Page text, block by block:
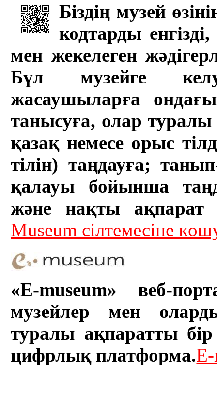
Біздің музей
кодтарды
мен жекелеген
Бұл музейге
жасаушыларға
танысуға, олар туралы
қазақ немесе орыс
тілін) таңдауға;
қалауы бойынша
және нақты ақпарат
Museum сілтемесіне
«E-museum» веб-
музейлер мен
туралы ақпаратты бір
цифрлық платформа.